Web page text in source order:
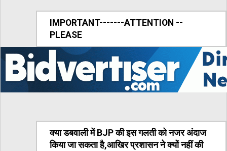
IMPORTANT-------ATTENTION --
PLEASE
क्या डबवाली में BJP की इस गलती को नजर अंदाज
किया जा सकता है,आखिर प्रशासन ने क्यों नहीं की